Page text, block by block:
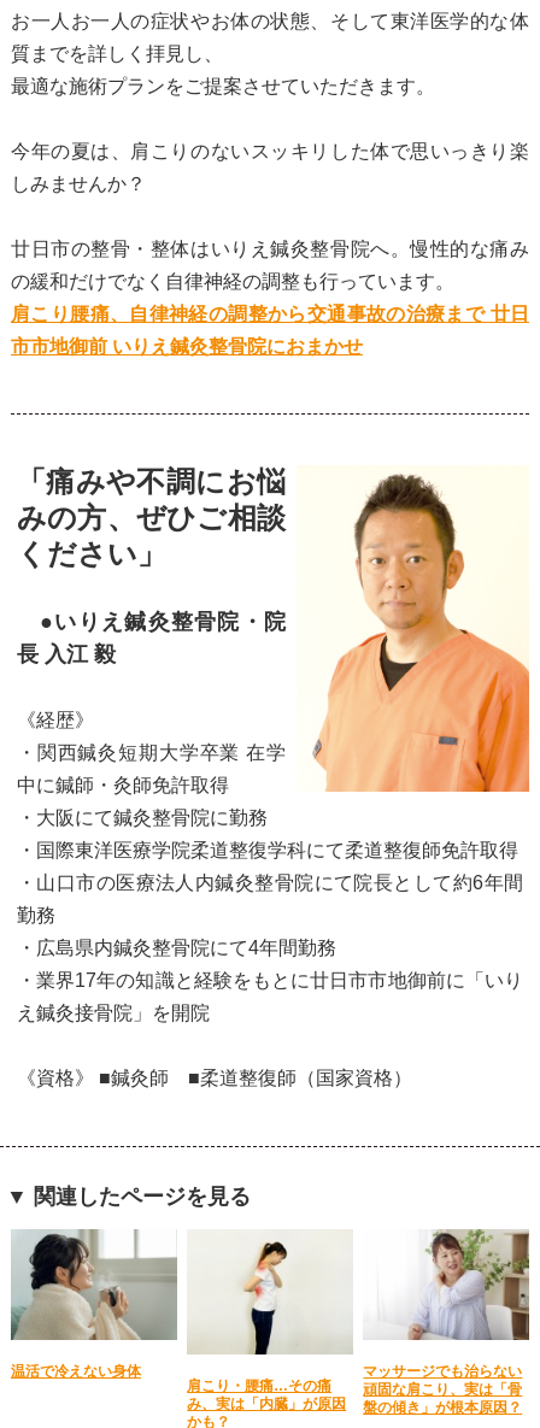
お一人お一人の症状やお体の状態、そして東洋医学的な体
質までを詳しく拝見し、
最適な施術プランをご提案させていただきます。
今年の夏は、肩こりのないスッキリした体で思いっきり楽
しみませんか？
廿日市の整骨・整体はいりえ鍼灸整骨院へ。慢性的な痛み
の緩和だけでなく自律神経の調整も行っています。
肩こり腰痛、自律神経の調整から交通事故の治療まで 廿日
市市地御前 いりえ鍼灸整骨院におまかせ
「痛みや不調にお悩
みの方、ぜひご相談
ください」
●いりえ鍼灸整骨院・院
長 入江 毅
《経歴》
・関西鍼灸短期大学卒業 在学
中に鍼師・灸師免許取得
・大阪にて鍼灸整骨院に勤務
・国際東洋医療学院柔道整復学科にて柔道整復師免許取得
・山口市の医療法人内鍼灸整骨院にて院長として約6年間
勤務
・広島県内鍼灸整骨院にて4年間勤務
・業界17年の知識と経験をもとに廿日市市地御前に「いり
え鍼灸接骨院」を開院
《資格》 ■鍼灸師 ■柔道整復師（国家資格）
▼ 関連したページを見る
温活で冷えない身体
肩こり・腰痛…その痛
み、実は「内臓」が原因
かも？
マッサージでも治らない
頑固な肩こり、実は「骨
盤の傾き」が根本原因？